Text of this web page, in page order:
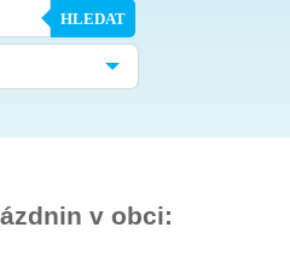
HLEDAT
v obci: